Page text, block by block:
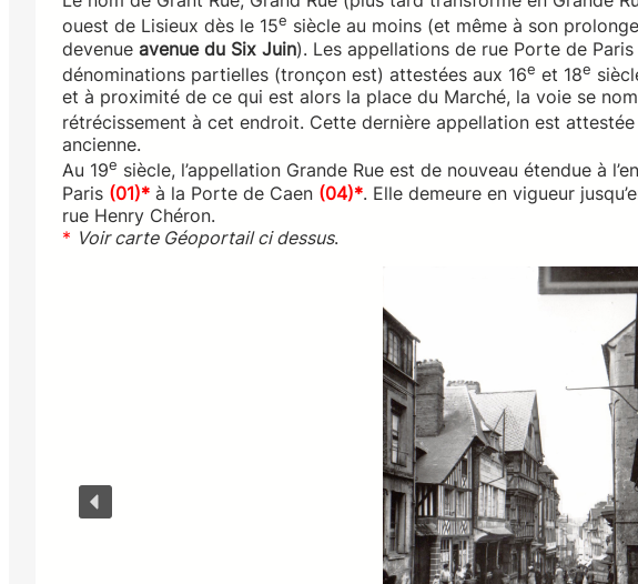
ouest de Lisieux dès le 15e siècle au moins (et même à son
devenue avenue du Six Juin). Les appellations de rue Porte de
dénominations partielles (tronçon est) attestées aux 16e et 18e
et à proximité de ce qui est alors la place du Marché, la voie se
rétrécissement à cet endroit. Cette dernière appellation est attestée
ancienne.
Au 19e siècle, l’appellation Grande Rue est de nouveau étendue à
Paris (01)* à la Porte de Caen (04)*. Elle demeure en vigueur
rue Henry Chéron.
* Voir carte Géoportail ci dessus.